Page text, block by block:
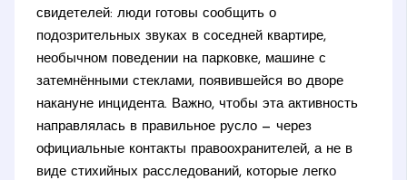
свидетелей: люди готовы сообщить о
подозрительных звуках в соседней квартире,
необычном поведении на парковке, машине с
затемнёнными стеклами, появившейся во дворе
накануне инцидента. Важно, чтобы эта активность
направлялась в правильное русло — через
официальные контакты правоохранителей, а не в
виде стихийных расследований, которые легко